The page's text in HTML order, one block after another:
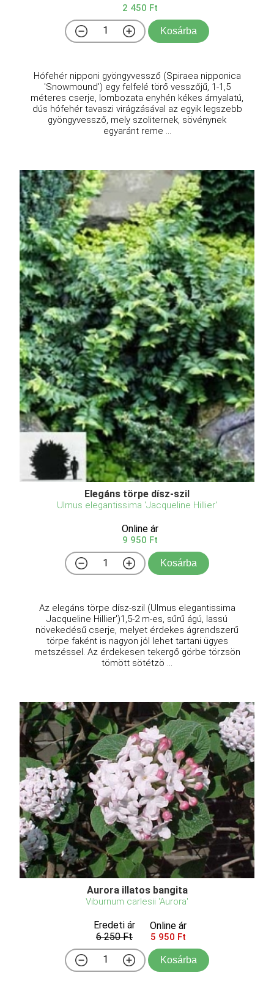
2 450 Ft
Kosárba
Hófehér nipponi gyöngyvessző (Spiraea nipponica
'Snowmound') egy felfelé törő vesszőjű, 1-1,5
méteres cserje, lombozata enyhén kékes árnyalatú,
dús hófehér tavaszi virágzásával az egyik legszebb
gyöngyvessző, mely szoliternek, sövénynek
egyaránt reme ...
Elegáns törpe dísz-szil
Ulmus elegantissima 'Jacqueline Hillier'
Online ár
9 950 Ft
Kosárba
Az elegáns törpe dísz-szil (Ulmus elegantissima
Jacqueline Hillier')1,5-2 m-es, sűrű ágú, lassú
növekedésű cserje, melyet érdekes ágrendszerű
törpe faként is nagyon jól lehet tartani ügyes
metszéssel. Az érdekesen tekergő görbe törzsön
tömött sötétzö ...
Aurora illatos bangita
Viburnum carlesii 'Aurora'
Eredeti ár
6 250 Ft
Online ár
5 950 Ft
Kosárba